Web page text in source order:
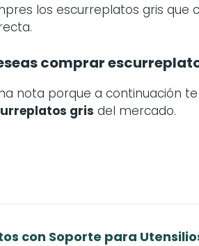
los escurreplatos gris que
comprar
nota porque a continuación
gris del mercado.
con Soporte para